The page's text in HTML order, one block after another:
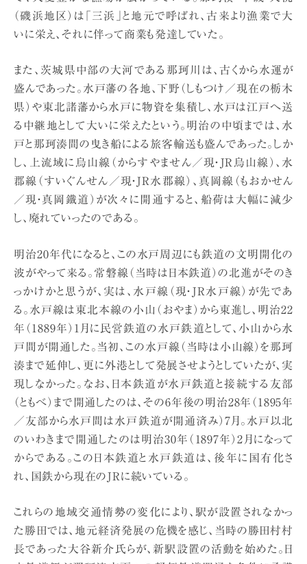
（磯浜地区）は「三浜」と地元で呼ばれ、古来より漁業で大
いに栄え、それに伴って商業も発達していた。
また、茨城県中部の大河である那珂川は、古くから水運が
盛んであった。水戸藩の各地、下野（しもつけ／現在の栃木
県）や東北諸藩から水戸に物資を集積し、水戸は江戸へ送
る中継地として大いに栄えたという。明治の中頃までは、水
戸と那珂湊間の曳き船による旅客輸送も盛んであった。しか
し、上流域に烏山線（からすやません／現・JR烏山線）、水
郡線（すいぐんせん／現・JR水郡線）、真岡線（もおかせん
／現・真岡鐵道）が次々に開通すると、船荷は大幅に減少
し、廃れていったのである。
明治20年代になると、この水戸周辺にも鉄道の文明開化の
波がやって来る。常磐線（当時は日本鉄道）の北進がそのき
っかけかと思うが、実は、水戸線（現・JR水戸線）が先であ
る。水戸線は東北本線の小山（おやま）から東進し、明治22
年（1889年）1月に民営鉄道の水戸鉄道として、小山から水
戸間が開通した。当初、この水戸線（当時は小山線）を那珂
湊まで延伸し、更に外港として発展させようとしていたが、実
現しなかった。なお、日本鉄道が水戸鉄道と接続する友部
（ともべ）まで開通したのは、その6年後の明治28年（1895年
／友部から水戸間は水戸鉄道が開通済み）7月。水戸以北
のいわきまで開通したのは明治30年（1897年）2月になって
からである。この日本鉄道と水戸鉄道は、後年に国有化さ
れ、国鉄から現在のJRに続いている。
これらの地域交通情勢の変化により、駅が設置されなかっ
た勝田では、地元経済発展の危機を感じ、当時の勝田村村
長であった大谷新介氏らが、新駅設置の活動を始めた。日